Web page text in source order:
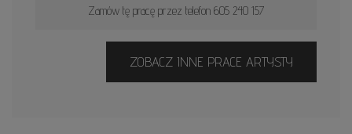
Zamów tę pracę przez telefon 605 240 157
ZOBACZ INNE PRACE ARTYSTY